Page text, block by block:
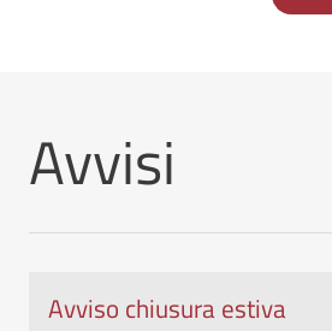
Avvisi
Avviso chiusura estiva